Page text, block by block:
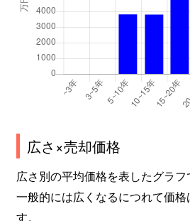
広さ×売却価格
広さ別の平均価格を表したグラフ
一般的には広くなるにつれて価格
す。